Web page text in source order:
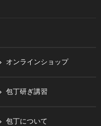
オンラインショップ
包丁研ぎ講習
包丁について